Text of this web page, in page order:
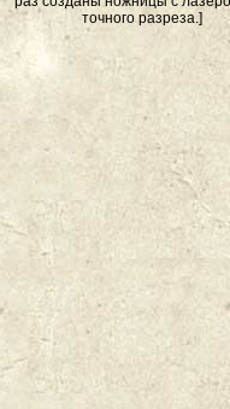
точного разреза.]